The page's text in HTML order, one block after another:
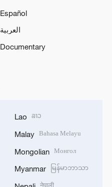
Español
العربية
Documentary
Lao ລາວ
Malay Bahasa Melayu
Mongolian Монгол
Myanmar မြန်မာဘာသာ